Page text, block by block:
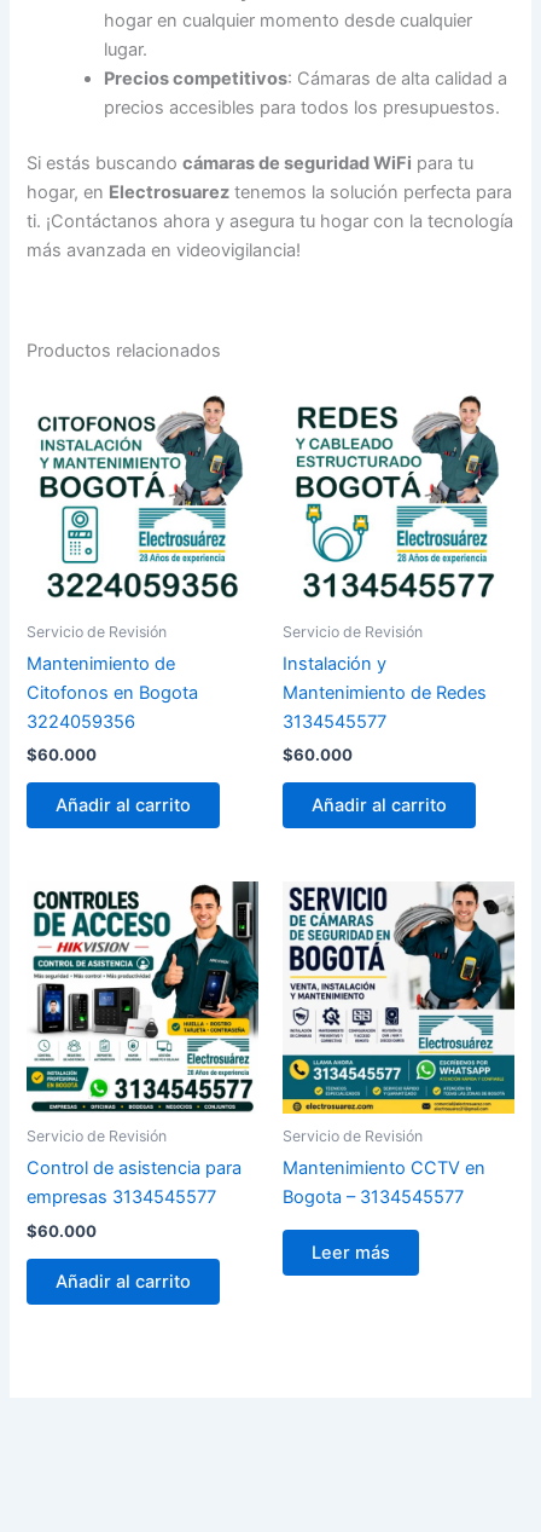
hogar en cualquier momento desde cualquier
lugar.
Precios competitivos: Cámaras de alta calidad a
precios accesibles para todos los presupuestos.
Si estás buscandocámaras de seguridad WiFi para tu
hogar, en Electrosuarez tenemos la solución perfecta para
ti. ¡Contáctanos ahora y asegura tu hogar con la tecnología
más avanzada en videovigilancia!
Productos relacionados
Servicio de Revisión
Mantenimiento de
Citofonos en Bogota
3224059356
$60.000
Añadir al carrito
Servicio de Revisión
Instalación y
Mantenimiento de Redes
3134545577
$60.000
Añadir al carrito
Servicio de Revisión
Control de asistencia para
empresas 3134545577
$60.000
Añadir al carrito
Servicio de Revisión
Mantenimiento CCTV en
Bogota – 3134545577
Leer más